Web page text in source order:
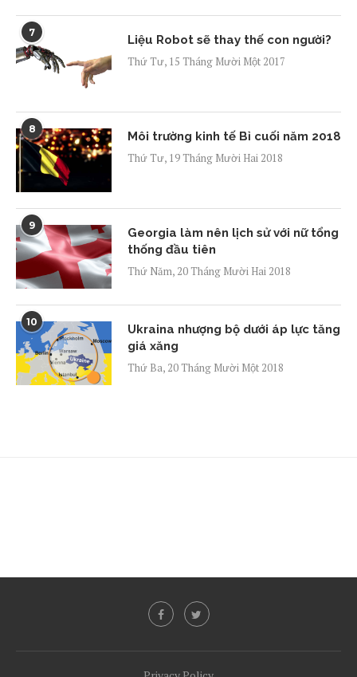
7
Liệu Robot sẽ thay thế con người?
Thứ Tư, 15 Tháng Mười Một 2017
8
Môi trường kinh tế Bỉ cuối năm 2018
Thứ Tư, 19 Tháng Mười Hai 2018
9
Georgia làm nên lịch sử với nữ tổng
thống đầu tiên
Thứ Năm, 20 Tháng Mười Hai 2018
10
Ukraina nhượng bộ dưới áp lực tăng
giá xăng
Thứ Ba, 20 Tháng Mười Một 2018